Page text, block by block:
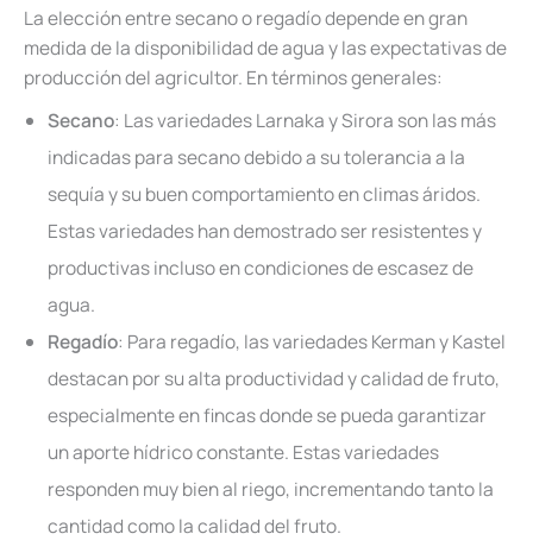
La elección entre secano o regadío depende en gran
medida de la disponibilidad de agua y las expectativas de
producción del agricultor. En términos generales:
Secano: Las variedades Larnaka y Sirora son las más
indicadas para secano debido a su tolerancia a la
sequía y su buen comportamiento en climas áridos.
Estas variedades han demostrado ser resistentes y
productivas incluso en condiciones de escasez de
agua.
Regadío: Para regadío, las variedades Kerman y Kastel
destacan por su alta productividad y calidad de fruto,
especialmente en fincas donde se pueda garantizar
un aporte hídrico constante. Estas variedades
responden muy bien al riego, incrementando tanto la
cantidad como la calidad del fruto.